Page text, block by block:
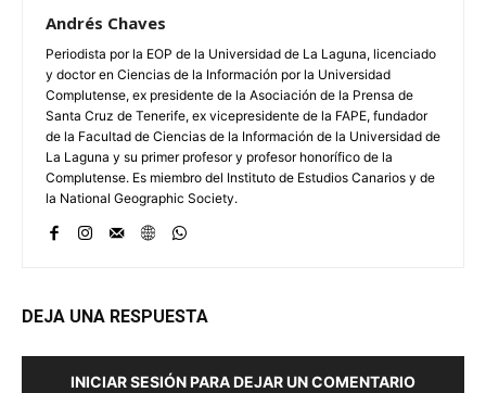
Andrés Chaves
Periodista por la EOP de la Universidad de La Laguna, licenciado
y doctor en Ciencias de la Información por la Universidad
Complutense, ex presidente de la Asociación de la Prensa de
Santa Cruz de Tenerife, ex vicepresidente de la FAPE, fundador
de la Facultad de Ciencias de la Información de la Universidad de
La Laguna y su primer profesor y profesor honorífico de la
Complutense. Es miembro del Instituto de Estudios Canarios y de
la National Geographic Society.
DEJA UNA RESPUESTA
INICIAR SESIÓN PARA DEJAR UN COMENTARIO